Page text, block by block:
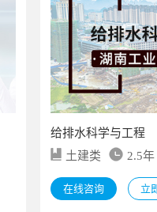
给排水科学与工程
土建类
2.5年
在线咨询 立